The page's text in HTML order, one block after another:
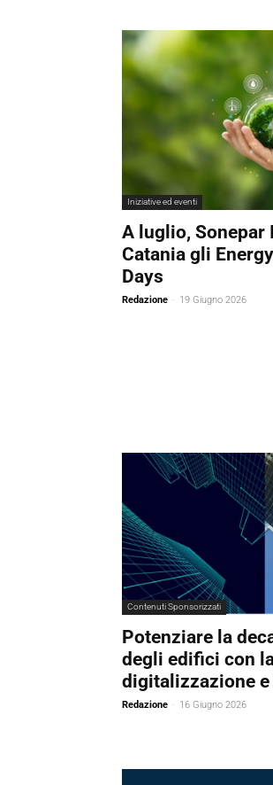
Iniziative ed eventi
A luglio, Sonepar
Catania gli
Days
Redazione - 19 Giugno 2026
Contenuti Sponsorizzati
Potenziare la
degli edifici con
digitalizzazione e
Redazione - 16 Giugno 2026